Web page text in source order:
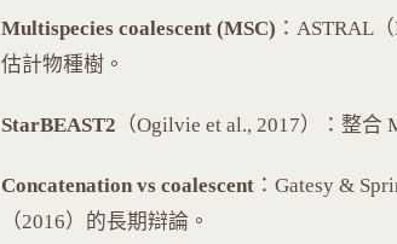
Multispecies coalescent (MSC) ：ASTRAL
估計物種樹。
StarBEAST2 （Ogilvie et al., 2017）：整合
Concatenation vs coalescent ：Gatesy &
（2016）的長期辯論。